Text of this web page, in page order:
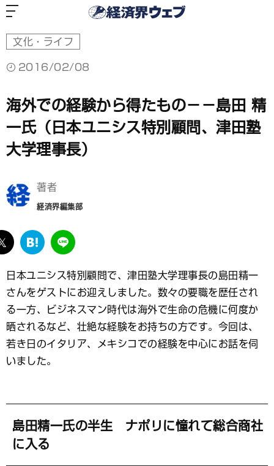
文化・ライフ
2016/02/08
海外での経験から得たもの－－島田 精
一氏（日本ユニシス特別顧問、津田塾
大学理事長）
著者
経済界編集部
twitter
は
な
ッ
ク
マ
ー
ク
LINE
日本ユニシス特別顧問で、津田塾大学理事長の島田精一
さんをゲストにお迎えしました。数々の要職を歴任され
る一方、ビジネスマン時代は海外で生命の危機に何度か
晒されるなど、壮絶な経験をお持ちの方です。今回は、
若き日のイタリア、メキシコでの経験を中心にお話を伺
いました。
島田精一氏の半生 ナポリに憧れて総合商社
に入る